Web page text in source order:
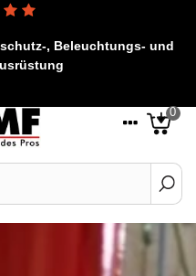
, Beleuchtungs- und
0